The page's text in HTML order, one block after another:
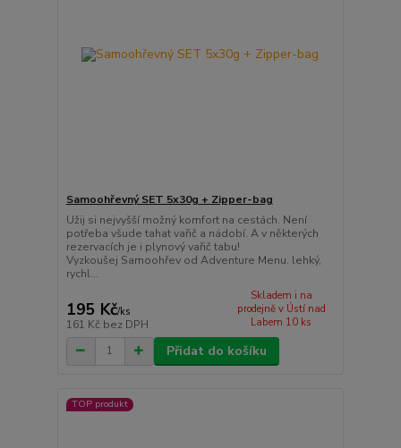
Samoohřevný SET 5x30g + Zipper-bag
Užij si nejvyšší možný komfort na cestách. Není
potřeba všude tahat vařič a nádobí. A v některých
rezervacích je i plynový vařič tabu!
Vyzkoušej Samoohřev od Adventure Menu. lehký,
rychl...
195 Kč/ks
161 Kč bez DPH
Skladem i na
prodejně v Ústí nad
Labem 10 ks
Přidat do košíku
TOP produkt